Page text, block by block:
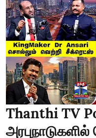
Thanthi TV